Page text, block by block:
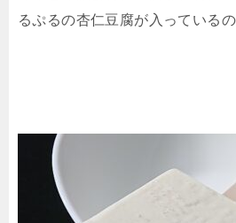
るぷるの杏仁豆腐が入っているの